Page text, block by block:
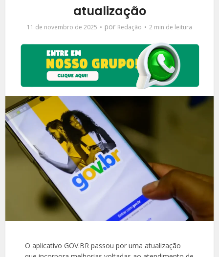
atualização
11 de novembro de 2025 por Redação 2 min de leitura
O aplicativo GOV.BR passou por uma atualização